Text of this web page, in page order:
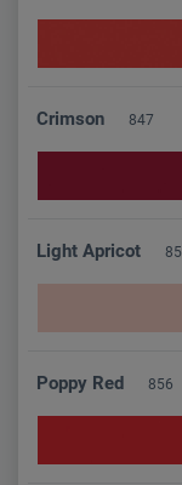
Crimson 847
Light Apricot
Poppy Red 856